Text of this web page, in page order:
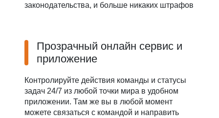
законодательства, и больше никаких штрафов
Прозрачный онлайн сервис и
приложение
Контролируйте действия команды и статусы
задач 24/7 из любой точки мира в удобном
приложении. Там же вы в любой момент
можете связаться с командой и направить